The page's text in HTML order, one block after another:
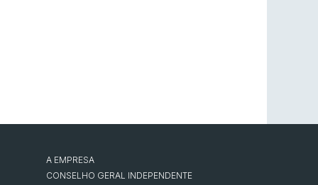
A EMPRESA
CONSELHO GERAL INDEPENDENTE